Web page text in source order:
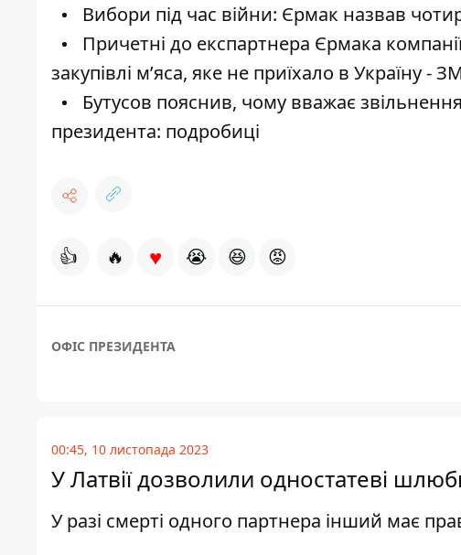
Вибори під час війни: Єрмак назвав
Причетні до експартнера Єрмака
закупівлі м’яса, яке не приїхало в Україну -
Бутусов пояснив, чому вважає
президента: подробиці
👍 🔥 ♥ 😭 😆 😡
ОФІС ПРЕЗИДЕНТА
00:45, 10 листопада 2023
У Латвії дозволили одностатеві
У разі смерті одного партнера інший має